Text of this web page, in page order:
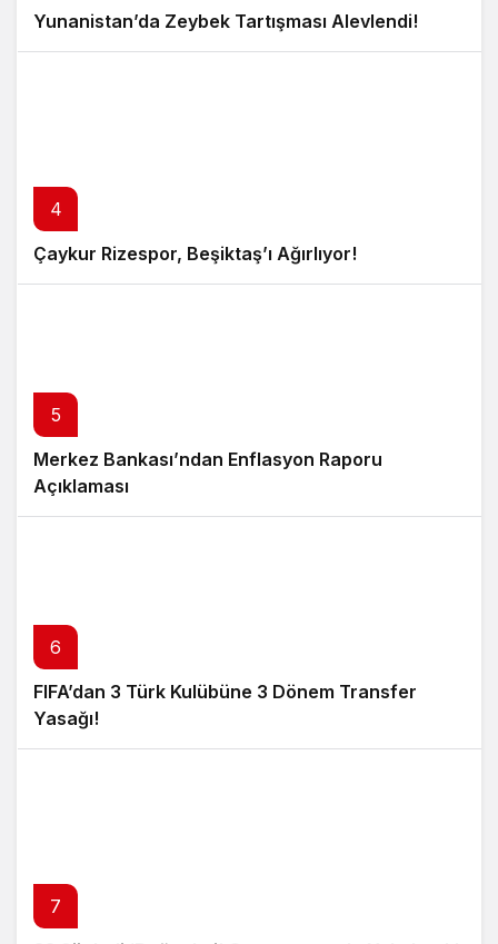
Yunanistan’da Zeybek Tartışması Alevlendi!
4
Çaykur Rizespor, Beşiktaş’ı Ağırlıyor!
5
Merkez Bankası’ndan Enflasyon Raporu
Açıklaması
6
FIFA’dan 3 Türk Kulübüne 3 Dönem Transfer
Yasağı!
7